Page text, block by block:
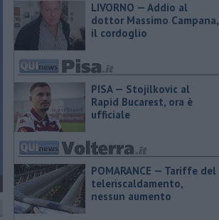
LIVORNO — Addio al
dottor Massimo Campana,
il cordoglio
PISA — Stojilkovic al
Rapid Bucarest, ora è
ufficiale
POMARANCE — Tariffe del
teleriscaldamento,
nessun aumento